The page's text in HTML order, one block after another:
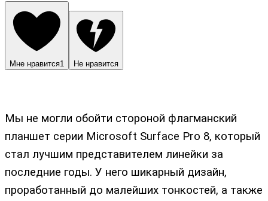
Мне нравится1 Не нравится
Мы не могли обойти стороной флагманский
планшет серии Microsoft Surface Pro 8, который
стал лучшим представителем линейки за
последние годы. У него шикарный дизайн,
проработанный до малейших тонкостей, а также